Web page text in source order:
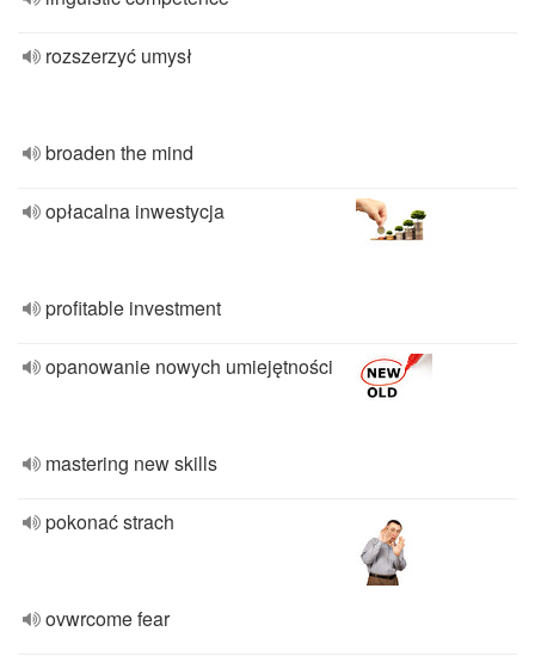
rozszerzyć umysł
broaden the mind
opłacalna inwestycja
profitable investment
opanowanie nowych umiejętności
mastering new skills
pokonać strach
ovwrcome fear